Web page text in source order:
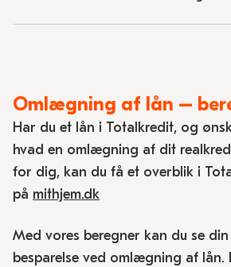
Omlægning af lån –
Har du et lån i Totalkredit, og
hvad en omlægning af dit
for dig, kan du få et overblik i
på mithjem.dk
Med vores beregner kan du se
besparelse ved omlægning af lån.